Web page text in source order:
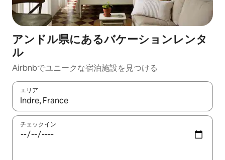
アンドル県にあるバケーションレンタ
ル
Airbnbでユニークな宿泊施設を見つける
エリア
検索結果が表示されたら、上下の矢印キーを使って移動するか
チェックイン